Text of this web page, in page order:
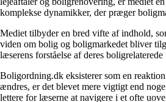
komplekse dynamikker, der præger
Mediet tilbyder en bred vifte af indhold,
viden om bolig og boligmarkedet bliver
læserens forståelse af deres
Boligordning.dk eksisterer som en
ændres, er det blevet mere vigtigt end
lettere for læserne at navigere i et ofte